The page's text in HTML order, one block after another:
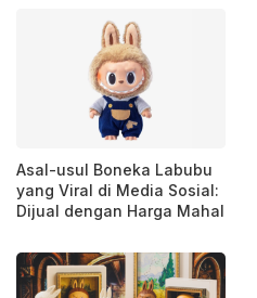
Asal-usul Boneka Labubu
yang Viral di Media Sosial:
Dijual dengan Harga Mahal